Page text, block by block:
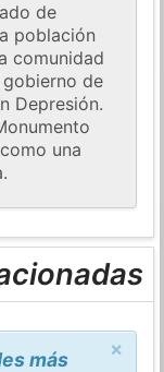
de
población
comunidad
de
Depresión.
una
×
más